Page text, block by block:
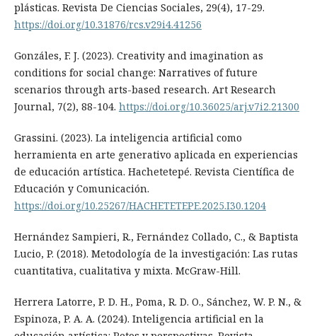
plásticas. Revista De Ciencias Sociales, 29(4), 17-29.
https://doi.org/10.31876/rcs.v29i4.41256
Gonzáles, F. J. (2023). Creativity and imagination as
conditions for social change: Narratives of future
scenarios through arts-based research. Art Research
Journal, 7(2), 88-104. https://doi.org/10.36025/arj.v7i2.21300
Grassini. (2023). La inteligencia artificial como
herramienta en arte generativo aplicada en experiencias
de educación artística. Hachetetepé. Revista Científica de
Educación y Comunicación.
https://doi.org/10.25267/HACHETETEPE.2025.I30.1204
Hernández Sampieri, R., Fernández Collado, C., & Baptista
Lucio, P. (2018). Metodología de la investigación: Las rutas
cuantitativa, cualitativa y mixta. McGraw-Hill.
Herrera Latorre, P. D. H., Poma, R. D. O., Sánchez, W. P. N., &
Espinoza, P. A. A. (2024). Inteligencia artificial en la